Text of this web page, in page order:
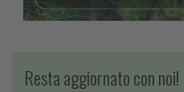
Resta aggiornato con noi!